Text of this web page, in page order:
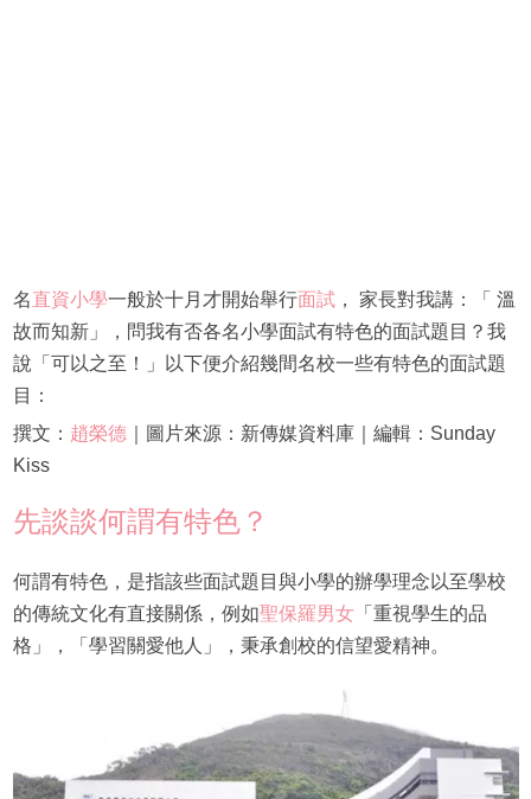
名直資小學一般於十月才開始舉行面試， 家長對我講：「 溫
故而知新」，問我有否各名小學面試有特色的面試題目？我
說「可以之至！」以下便介紹幾間名校一些有特色的面試題
目：
撰文： 趙榮德 ｜圖片來源：新傳媒資料庫｜編輯：Sunday
Kiss
先談談何謂有特色？
何謂有特色，是指該些面試題目與小學的辦學理念以至學校
的傳統文化有直接關係，例如聖保羅男女「重視學生的品
格」，「學習關愛他人」，秉承創校的信望愛精神。